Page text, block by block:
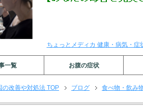
ちょっとメディカ 健康・病気・症
一覧 お腹の症状
の改善や対処法 TOP ブログ 食べ物・飲み